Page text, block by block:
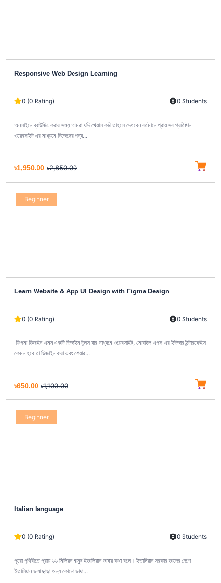
Responsive Web Design Learning
0 (0 Rating) 0 Students
অনলাইনে ব্রাউজিং করার সময় আমরা যদি খেয়াল করি তাহলে দেখবেন বর্তমানে প্রায় সব প্রতিষ্ঠান
ওয়েবসাইট এর মাধ্যমে নিজেদের পন্য...
৳1,950.00 ৳2,850.00
Beginner
Learn Website & App UI Design with Figma Design
0 (0 Rating) 0 Students
ফিগমা ডিজাইন এমন একটি ডিজাইন টুলস যার মাধ্যমে ওয়েবসাইট, মোবাইল এপস এর ইউজার ইন্টারফেইস
কেমন হবে তা ডিজাইন করা এবং শেয়ার...
৳650.00 ৳1,100.00
Beginner
Italian language
0 (0 Rating) 0 Students
পুরো পৃথিবীতে প্রায় ৬৬ মিলিয়ন মানুষ ইতালিয়ান ভাষায় কথা বলে। ইতালিয়ান সরকার তাদের দেশে
ইতালিয়ান ভাষা ছাড়া অন্য কোনো ভাষা...